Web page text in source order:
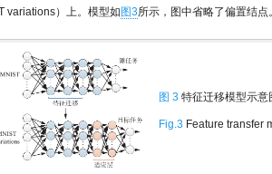
variations）上。模型如 图3所示，图中省略了偏置结点。
图 3 特征迁移模型示意
Fig.3 Feature transfer